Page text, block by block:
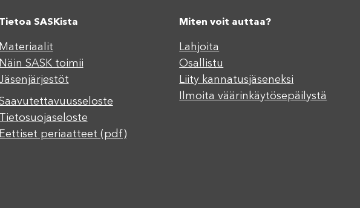
Tietoa SASKista
Materiaalit
Näin SASK toimii
Tietosuojaseloste
Eettiset periaatteet (pdf)
Miten voit auttaa?
Lahjoita
Osallistu
Liity kannatusjäseneksi
Ilmoita väärinkäytösepäilystä